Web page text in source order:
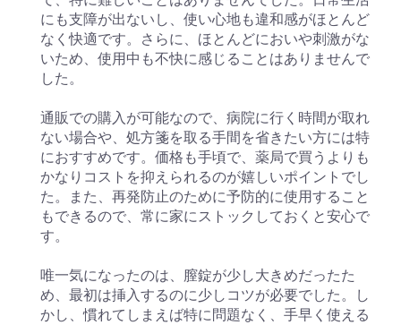
にも支障が出ないし、使い心地も違和感がほとんど
なく快適です。さらに、ほとんどにおいや刺激がな
いため、使用中も不快に感じることはありませんで
した。
通販での購入が可能なので、病院に行く時間が取れ
ない場合や、処方箋を取る手間を省きたい方には特
におすすめです。価格も手頃で、薬局で買うよりも
かなりコストを抑えられるのが嬉しいポイントでし
た。また、再発防止のために予防的に使用すること
もできるので、常に家にストックしておくと安心で
す。
唯一気になったのは、膣錠が少し大きめだったた
め、最初は挿入するのに少しコツが必要でした。し
かし、慣れてしまえば特に問題なく、手早く使える